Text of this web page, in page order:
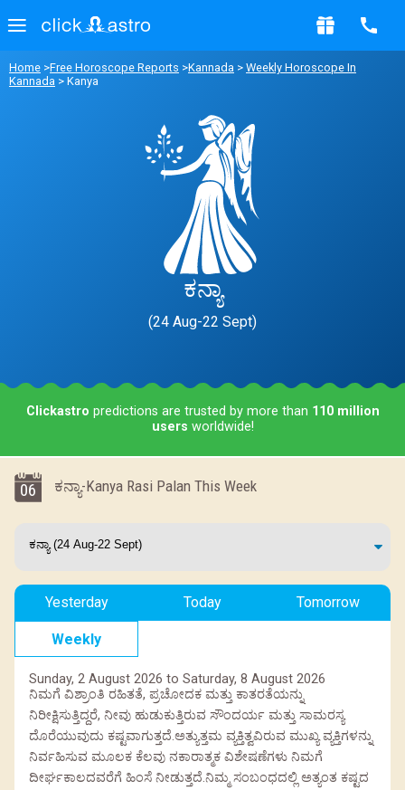
Home >Free Horoscope Reports >Kannada > Weekly Horoscope In
Kannada > Kanya
ಕನ್ಯಾ
(24 Aug-22 Sept)
Clickastro predictions are trusted by more than 110 million
users worldwide!
06 ಕನ್ಯಾ-Kanya Rasi Palan This Week
Yesterday Today Tomorrow
Weekly
Sunday, 2 August 2026 to Saturday, 8 August 2026
ನಿಮಗೆ ವಿಶ್ರಾಂತಿ ರಹಿತತೆ, ಪ್ರಚೋದಕ ಮತ್ತು ಕಾತರತೆಯನ್ನು
ನಿರೀಕ್ಷಿಸುತ್ತಿದ್ದರೆ, ನೀವು ಹುಡುಕುತ್ತಿರುವ ಸೌಂದರ್ಯ ಮತ್ತು ಸಾಮರಸ್ಯ
ದೊರೆಯುವುದು ಕಷ್ಟವಾಗುತ್ತದೆ.ಅತ್ಯುತ್ತಮ ವ್ಯಕ್ತಿತ್ವವಿರುವ ಮುಖ್ಯ ವ್ಯಕ್ತಿಗಳನ್ನು
ನಿರ್ವಹಿಸುವ ಮೂಲಕ ಕೆಲವು ನಕಾರಾತ್ಮಕ ವಿಶೇಷಣೆಗಳು ನಿಮಗೆ
ದೀರ್ಘಕಾಲದವರೆಗೆ ಹಿಂಸೆ ನೀಡುತ್ತದೆ.ನಿಮ್ಮ ಸಂಬಂಧದಲ್ಲಿ ಅತ್ಯಂತ ಕಷ್ಟದ